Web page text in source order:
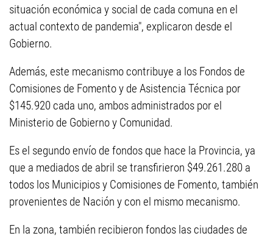
situación económica y social de cada comuna en el
actual contexto de pandemia", explicaron desde el
Gobierno.
Además, este mecanismo contribuye a los Fondos de
Comisiones de Fomento y de Asistencia Técnica por
$145.920 cada uno, ambos administrados por el
Ministerio de Gobierno y Comunidad.
Es el segundo envío de fondos que hace la Provincia, ya
que a mediados de abril se transfirieron $49.261.280 a
todos los Municipios y Comisiones de Fomento, también
provenientes de Nación y con el mismo mecanismo.
En la zona, también recibieron fondos las ciudades de